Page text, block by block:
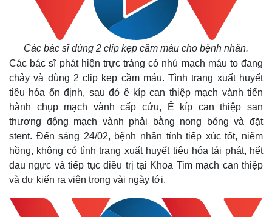
Các bác sĩ dùng 2 clip kẹp cầm máu cho bệnh nhân.
Các bác sĩ phát hiện trực tràng có nhú mạch máu to đang
chảy và dùng 2 clip kẹp cầm máu. Tình trạng xuất huyết
tiêu hóa ổn định, sau đó ê kíp can thiệp mạch vành tiến
hành chụp mạch vành cấp cứu, Ê kíp can thiệp san
thương động mạch vành phải bằng nong bóng và đặt
stent. Đến sáng 24/02, bệnh nhân tỉnh tiếp xúc tốt, niêm
hồng, không có tình trạng xuất huyết tiêu hóa tái phát, hết
đau ngực và tiếp tục điều trị tại Khoa Tim mạch can thiệp
và dự kiến ra viện trong vài ngày tới.